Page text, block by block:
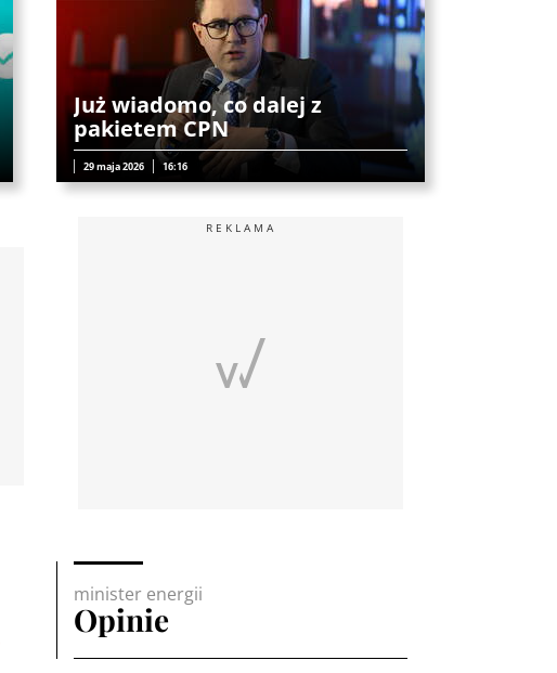
Już wiadomo, co dalej z
pakietem CPN
29 maja 2026 16:16
REKLAMA
minister energii
Opinie